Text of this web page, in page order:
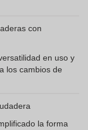
con
en uso y
los cambios de
la forma